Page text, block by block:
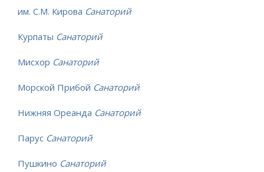
им. С.М. Кирова Санаторий
Курпаты Санаторий
Мисхор Санаторий
Морской Прибой Санаторий
Нижняя Ореанда Санаторий
Парус Санаторий
Пушкино Санаторий